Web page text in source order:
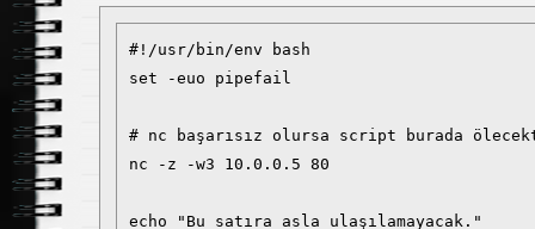
#!/usr/bin/env bash
set -euo pipefail
# nc başarısız olursa script burada
nc -z -w3 10.0.0.5 80